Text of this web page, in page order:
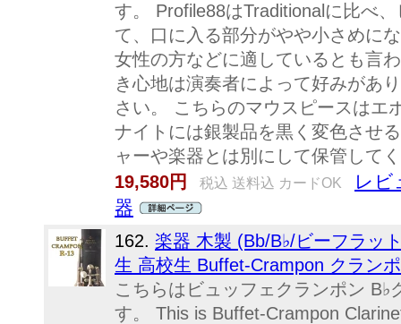
す。 Profile88はTraditionalに比べ
て、口に入る部分がやや小さめに
女性の方などに適しているとも言
き心地は演奏者によって好みがあ
さい。 こちらのマウスピースはエ
ナイトには銀製品を黒く変色させ
ャーや楽器とは別にして保管し
19,580円
税込 送料込 カードOK
レビ
器
162. 楽器 木製 (Bb/B♭/ビーフラッ
生 高校生 Buffet-Crampon クラン
こちらはビュッフェクランポン
す。 This is Buffet-Crampon